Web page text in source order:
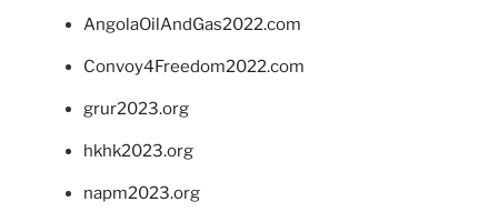
AngolaOilAndGas2022.com
Convoy4Freedom2022.com
grur2023.org
hkhk2023.org
napm2023.org